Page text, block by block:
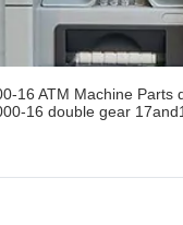
16 ATM Machine
16 double gear